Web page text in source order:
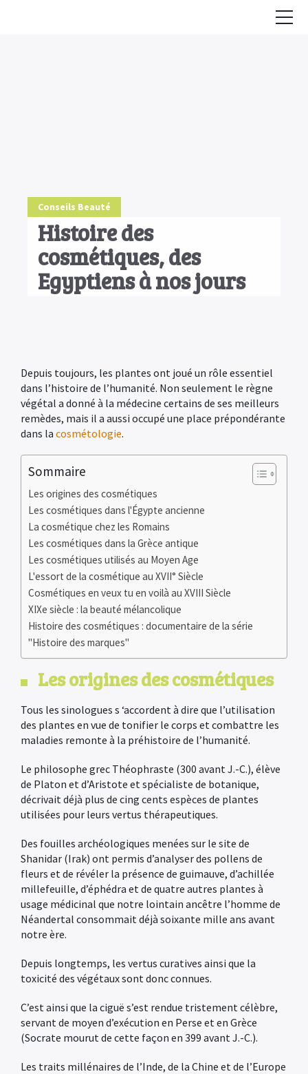
Conseils Beauté
Histoire des
cosmétiques, des
Egyptiens à nos jours
Depuis toujours, les plantes ont joué un rôle essentiel
dans l’histoire de l’humanité. Non seulement le règne
végétal a donné à la médecine certains de ses meilleurs
remèdes, mais il a aussi occupé une place prépondérante
dans la cosmétologie.
Sommaire
Les origines des cosmétiques
Les cosmétiques dans l'Égypte ancienne
La cosmétique chez les Romains
Les cosmétiques dans la Grèce antique
Les cosmétiques utilisés au Moyen Age
L'essort de la cosmétique au XVII° Siècle
Cosmétiques en veux tu en voilà au XVIII Siècle
XIXe siècle : la beauté mélancolique
Histoire des cosmétiques : documentaire de la série
"Histoire des marques"
Les origines des cosmétiques
Tous les sinologues s ‘accordent à dire que l’utilisation
des plantes en vue de tonifier le corps et combattre les
maladies remonte à la préhistoire de l’humanité.
Le philosophe grec Théophraste (300 avant J.-C.), élève
de Platon et d’Aristote et spécialiste de botanique,
décrivait déjà plus de cing cents espèces de plantes
utilisées pour leurs vertus thérapeutiques.
Des fouilles archéologiques menées sur le site de
Shanidar (Irak) ont permis d’analyser des pollens de
fleurs et de révéler la présence de guimauve, d’achillée
millefeuille, d’éphédra et de quatre autres plantes à
usage médicinal que notre lointain ancêtre l’homme de
Néandertal consommait déjà soixante mille ans avant
notre ère.
Depuis longtemps, les vertus curatives ainsi que la
toxicité des végétaux sont donc connues.
C’est ainsi que la ciguë s’est rendue tristement célèbre,
servant de moyen d’exécution en Perse et en Grèce
(Socrate mourut de cette façon en 399 avant J.-C.).
Les traits millénaires de l’Inde, de la Chine et de l’Europe
COMMENCER ICI